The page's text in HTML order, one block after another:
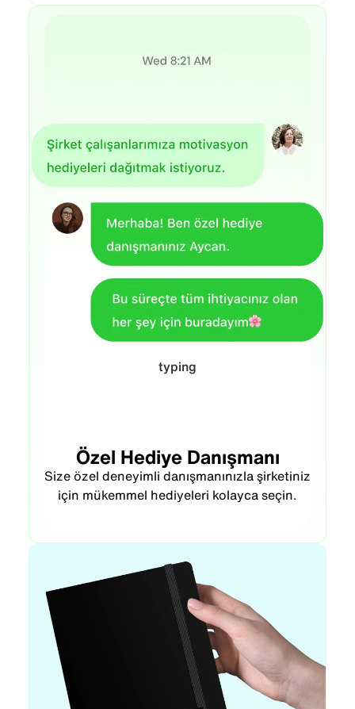
typing...
Özel Hediye Danışmanı
Size özel deneyimli danışmanınızla şirketiniz
için mükemmel hediyeleri kolayca seçin.